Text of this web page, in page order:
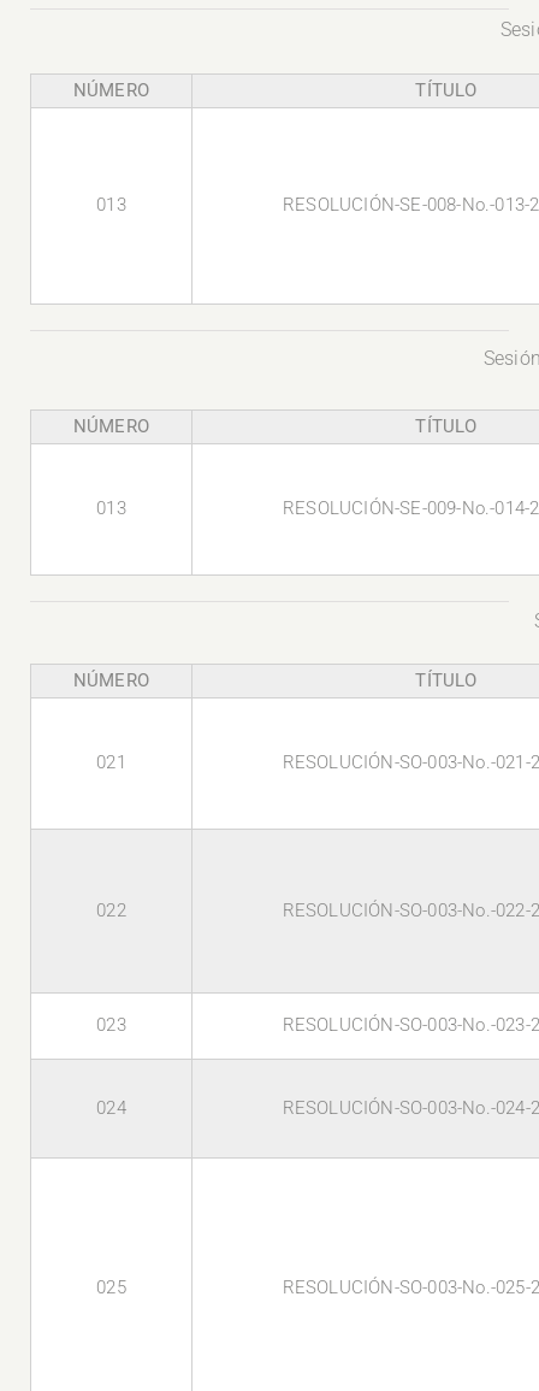
NÚMERO TÍTULO
013 RESOLUCIÓN-SE-008-No.-013-
NÚMERO TÍTULO
013 RESOLUCIÓN-SE-009-No.-014-
NÚMERO TÍTULO
021 RESOLUCIÓN-SO-003-No.-021-
022 RESOLUCIÓN-SO-003-No.-022-
023 RESOLUCIÓN-SO-003-No.-023-
024 RESOLUCIÓN-SO-003-No.-024-
025 RESOLUCIÓN-SO-003-No.-025-